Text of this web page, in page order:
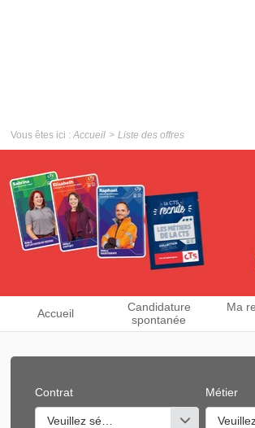
Vous êtes ici : Accueil Liste des offres
Accueil
Candidature
spontanée
Ma
Contrat
Veuillez sélectionner une ou des valeurs
Métier